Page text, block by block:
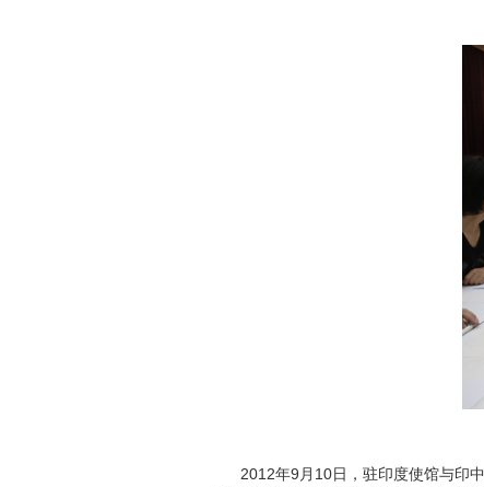
2012年9月10日，驻印度使馆与印中